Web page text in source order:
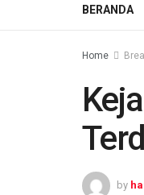
BERANDA
Home
by